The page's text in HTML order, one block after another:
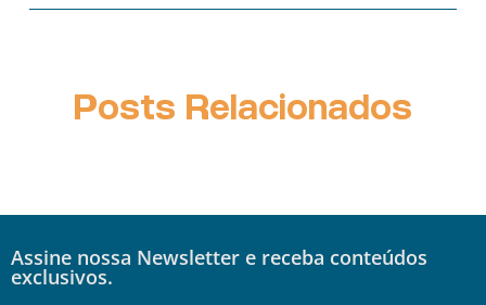
Posts Relacionados
Assine nossa Newsletter e receba conteúdos
exclusivos.